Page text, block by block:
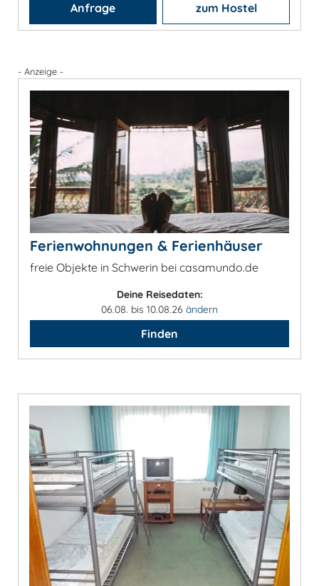
Anfrage zum Hostel
- Anzeige -
Ferienwohnungen & Ferienhäuser
freie Objekte in Schwerin bei casamundo.de
Deine Reisedaten:
06.08. bis 10.08.26 ändern
Finden